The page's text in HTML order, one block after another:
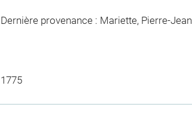
Dernière provenance : Mariette, Pierre-Jean
1775